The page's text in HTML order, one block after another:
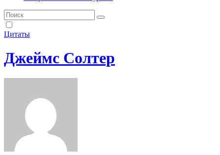
Цитаты
Джеймс Солтер